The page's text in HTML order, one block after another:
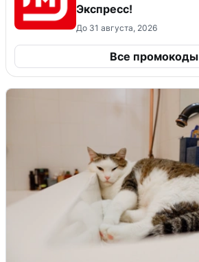
Экспресс!
До 31 августа, 2026
Все промокоды